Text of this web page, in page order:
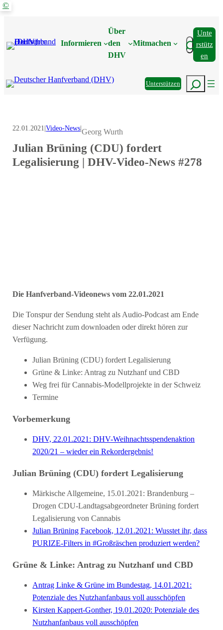
Zum
Informieren
Über
den
DHV
Mitmachen Suchen
Unte
Rstütz
En
UnterstützenSuchen
©
22.01.2021|Video-News|Georg Wurth
Julian Brüning (CDU) fordert
Legalisierung | DHV-Video-News #278
Die Hanfverband-Videonews vom 22.01.2021
Die Tonspur der Sendung steht als Audio-Podcast am Ende
dieser Nachricht zum downloaden oder direkt hören zur
Verfügung.
Julian Brüning (CDU) fordert Legalisierung
Grüne & Linke: Antrag zu Nutzhanf und CBD
Weg frei für Cannabis-Modellprojekte in der Schweiz
Termine
Vorbemerkung
DHV, 22.01.2021: DHV-Weihnachtsspendenaktion
2020/21 – wieder ein Rekordergebnis!
Julian Brüning (CDU) fordert Legalisierung
Märkische Allgemeine, 15.01.2021: Brandenburg –
Drogen CDU-Landtagsabgeordneter Brüning fordert
Legalisierung von Cannabis
Julian Brüning Facebook, 12.01.2021: Wusstet ihr, dass
PURIZE-Filters in #Großräschen produziert werden?
Grüne & Linke: Antrag zu Nutzhanf und CBD
Antrag Linke & Grüne im Bundestag, 14.01.2021:
Potenziale des Nutzhanfanbaus voll ausschöpfen
Kirsten Kappert-Gonther, 19.01.2020: Potenziale des
Nutzhanfanbaus voll ausschöpfen